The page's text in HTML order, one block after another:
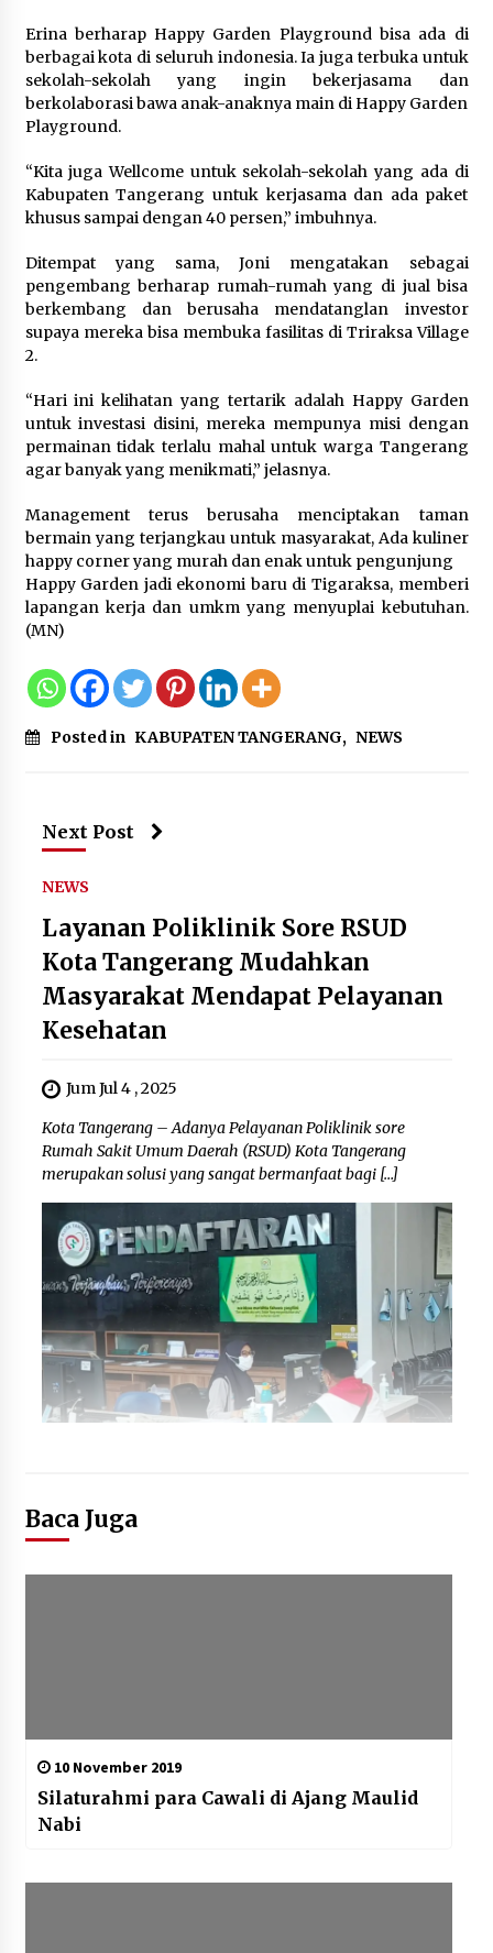
Tinggi Kemhan
8 Agustus 2026
Tangerang Gelar Konsolidasi
Internal Jelang Pemilu 2029
8 Agustus 2026
Erina berharap Happy Garden Playground bisa ada di
berbagai kota di seluruh indonesia. Ia juga terbuka untuk
sekolah-sekolah yang ingin bekerjasama dan
berkolaborasi bawa anak-anaknya main di Happy Garden
Playground.
“Kita juga Wellcome untuk sekolah-sekolah yang ada di
Kabupaten Tangerang untuk kerjasama dan ada paket
khusus sampai dengan 40 persen,” imbuhnya.
Ditempat yang sama, Joni mengatakan sebagai
pengembang berharap rumah-rumah yang di jual bisa
berkembang dan berusaha mendatanglan investor
supaya mereka bisa membuka fasilitas di Triraksa Village
2.
“Hari ini kelihatan yang tertarik adalah Happy Garden
untuk investasi disini, mereka mempunya misi dengan
permainan tidak terlalu mahal untuk warga Tangerang
agar banyak yang menikmati,” jelasnya.
Management terus berusaha menciptakan taman
bermain yang terjangkau untuk masyarakat, Ada kuliner
happy corner yang murah dan enak untuk pengunjung
Happy Garden jadi ekonomi baru di Tigaraksa, memberi
lapangan kerja dan umkm yang menyuplai kebutuhan.
(MN)
Posted in KABUPATEN TANGERANG, NEWS
Next Post
NEWS
Layanan Poliklinik Sore RSUD
Kota Tangerang Mudahkan
Masyarakat Mendapat Pelayanan
Kesehatan
Jum Jul 4 , 2025
Kota Tangerang – Adanya Pelayanan Poliklinik sore
Rumah Sakit Umum Daerah (RSUD) Kota Tangerang
merupakan solusi yang sangat bermanfaat bagi […]
Baca Juga
10 November 2019
Silaturahmi para Cawali di Ajang Maulid
Nabi